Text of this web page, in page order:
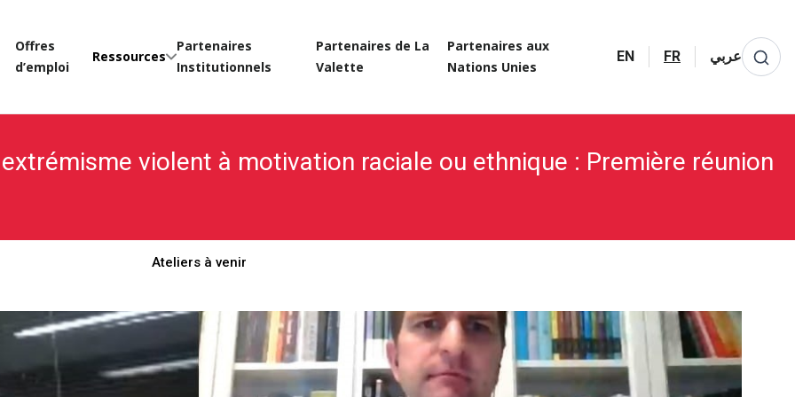
Offres
d’emploi
Ressources
Partenaires
Institutionnels
Partenaires de La
Valette
Partenaires aux
Nations Unies
EN FR عربي
violent à motivation raciale ou ethnique : Première réunion
Ateliers à venir